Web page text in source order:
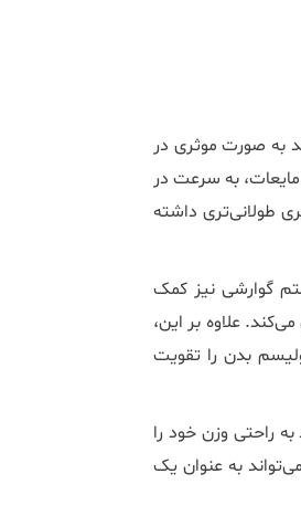
به صورت موثری در
به سرعت در
طولانی‌تری داشته
گوارشی نیز کمک
علاوه بر این،
بدن را تقویت
راحتی وزن خود را
به عنوان یک